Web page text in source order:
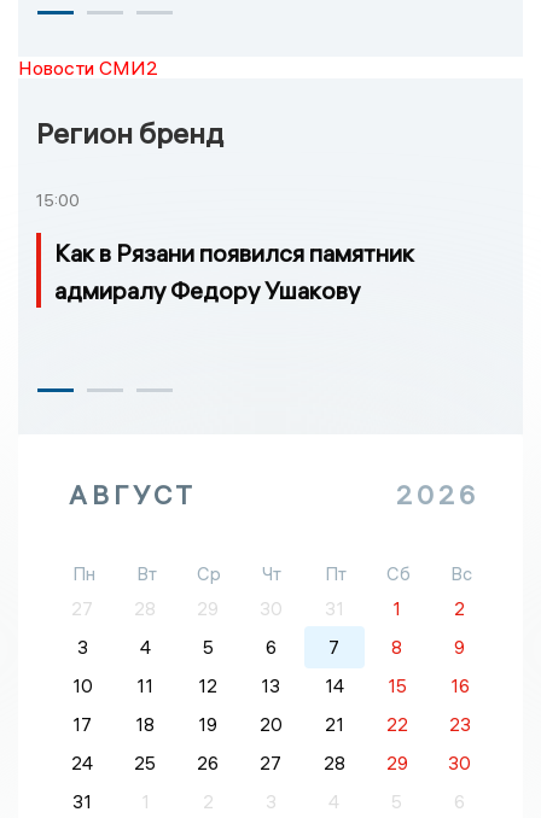
Новости СМИ2
Регион бренд
15:00
Как в Рязани появился памятник
адмиралу Федору Ушакову
АВГУСТ 2026
Пн Вт Ср Чт Пт Сб
Вс
27
28 29 30 31 1
2
3
4 5 6 7 8
9
10
11 12 13 14 15
16
17
18 19 20 21 22
23
24
25 26 27 28 29
30
31
1 2 3 4 5 6